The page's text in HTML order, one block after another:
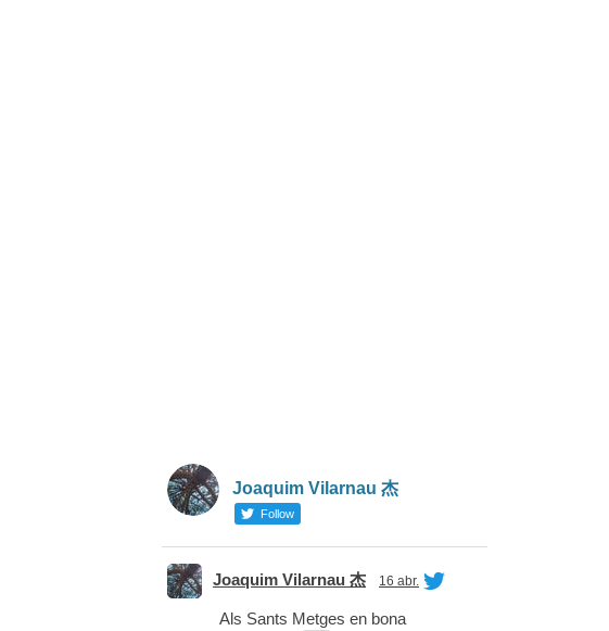
Joaquim Vilarnau 杰
Follow
Joaquim Vilarnau 杰 16 abr.
Als Sants Metges en bona